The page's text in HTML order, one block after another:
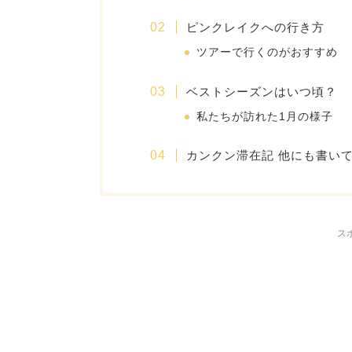
ピンクレイクへの行き方
ツアーで行くのがおすすめ
ベストシーズンはいつ頃？
私たちが訪れた1月の様子
カンクン滞在記 他にも書い
ス